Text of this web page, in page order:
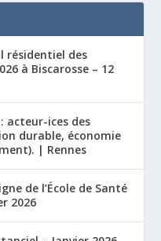
résidentiel des
à Biscarosse – 12
acteur-ices des
durable, économie
| Rennes
de l’École de Santé
2026